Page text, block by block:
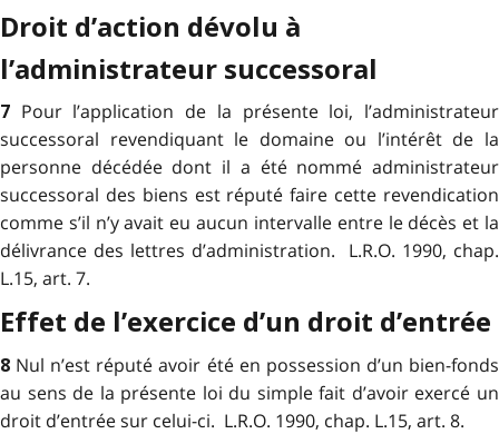
Droit d’action dévolu à
l’administrateur successoral
7 Pour l’application de la présente loi, l’administrateur
successoral revendiquant le domaine ou l’intérêt de la
personne décédée dont il a été nommé administrateur
successoral des biens est réputé faire cette revendication
comme s’il n’y avait eu aucun intervalle entre le décès et la
délivrance des lettres d’administration. L.R.O. 1990, chap.
L.15, art. 7.
Effet de l’exercice d’un droit d’entrée
8 Nul n’est réputé avoir été en possession d’un bien-fonds
au sens de la présente loi du simple fait d’avoir exercé un
droit d’entrée sur celui-ci. L.R.O. 1990, chap. L.15, art. 8.